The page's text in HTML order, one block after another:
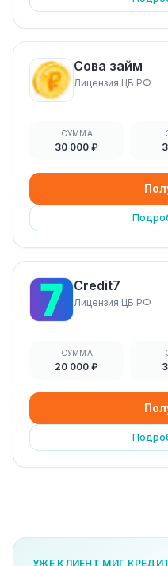
Сова займ
Лицензия ЦБ РФ
СУММА
30 000 ₽
Credit7
Лицензия ЦБ РФ
СУММА
20 000 ₽
УЖЕ КЛИЕНТ МИГ